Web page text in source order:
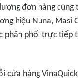
đơn hàng
hiệu Nuna, Masi
phân phối trực tiếp
cửa hàng